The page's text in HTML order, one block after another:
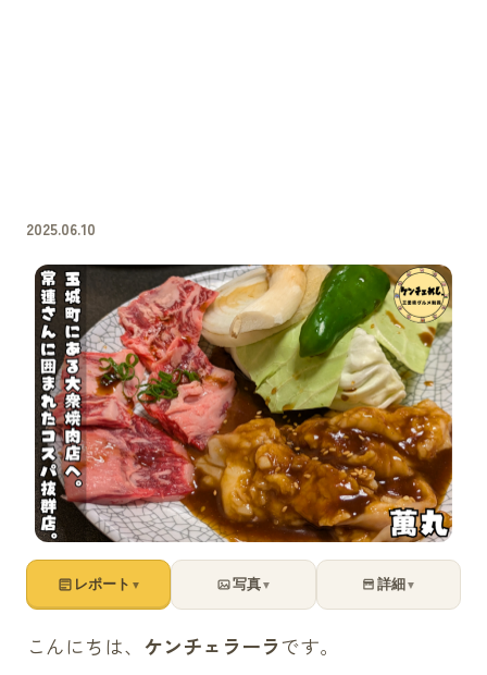
2025.06.10
レポート ▼ 写真▼ 詳細 ▼
こんにちは、 ケンチェラーラです。